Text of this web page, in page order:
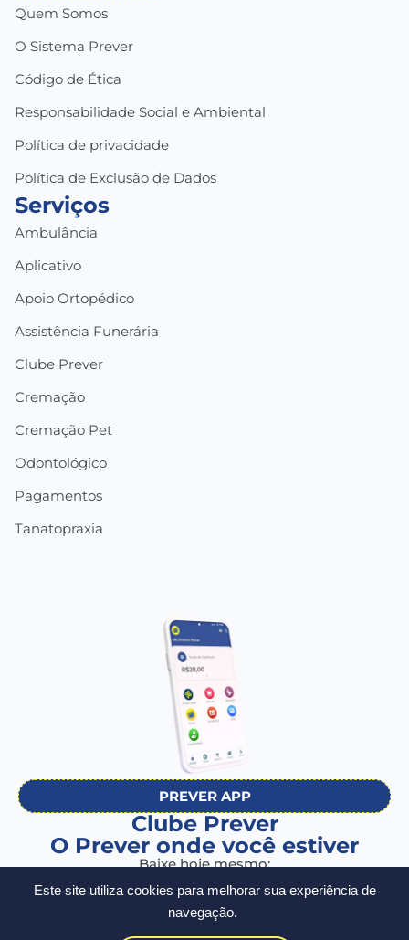
Este site utiliza cookies para melhorar sua experiência de
navegação.
Quem Somos
O Sistema Prever
Código de Ética
Responsabilidade Social e Ambiental
Política de privacidade
Política de Exclusão de Dados
Serviços
Ambulância
Aplicativo
Apoio Ortopédico
Assistência Funerária
Clube Prever
Cremação
Cremação Pet
Odontológico
Pagamentos
Tanatopraxia
PREVER APP
Clube Prever
O Prever onde você estiver
Baixe hoje mesmo: